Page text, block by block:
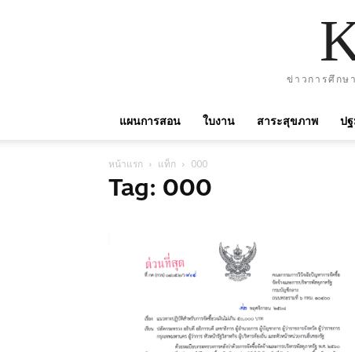
ข่าวการศึกษ
แผนการสอน ใบงาน สาระสุขภาพ ป
หน้าแรก แท็ก 000
Tag: 000